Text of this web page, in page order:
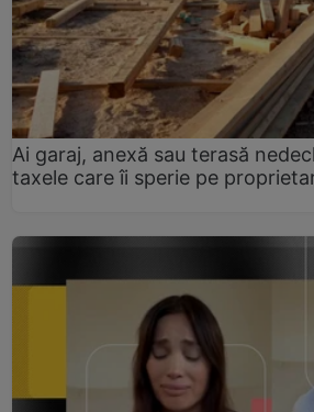
Ai garaj, anexă sau terasă
taxele care îi sperie pe